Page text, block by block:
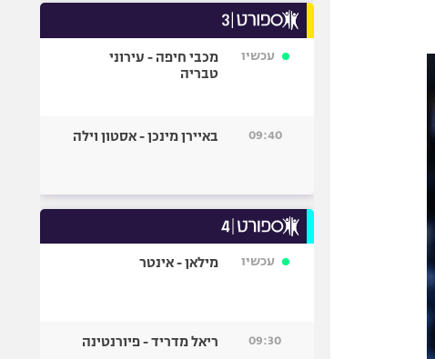
עכשיו
מכבי חיפה - עירוני
טבריה
09:40 באיירן מינכן - אסטון וילה
עכשיו מילאן - אינטר
09:30 ריאל מדריד - פיורנטינה